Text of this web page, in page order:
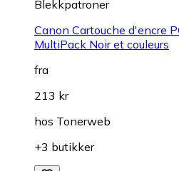
Blekkpatroner
Canon Cartouche d'encre
MultiPack Noir et couleurs
fra
213 kr
hos Tonerweb
+3 butikker